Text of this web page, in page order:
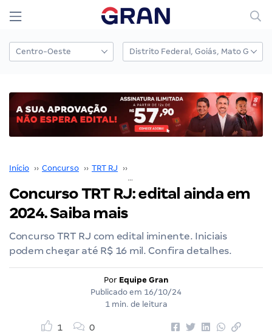
Início ›› Concurso ›› TRT RJ ››
Concurso TRT RJ: edital ainda em
2024. Saiba mais
Concurso TRT RJ com edital iminente. Iniciais
podem chegar até R$ 16 mil. Confira detalhes.
Por Equipe Gran
Publicado em 16/10/24
1 min. de leitura
1 0